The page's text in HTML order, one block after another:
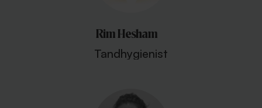
Rim Hesham
Tandhygienist